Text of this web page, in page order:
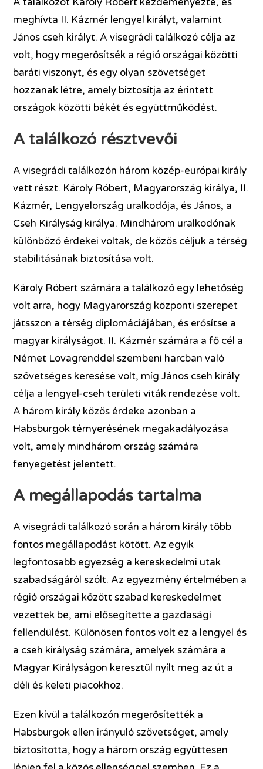
meghívta II. Kázmér lengyel királyt, valamint
János cseh királyt. A visegrádi találkozó célja az
volt, hogy megerősítsék a régió országai közötti
baráti viszonyt, és egy olyan szövetséget
hozzanak létre, amely biztosítja az érintett
országok közötti békét és együttműködést.
A találkozó résztvevői
A visegrádi találkozón három közép-európai király
vett részt. Károly Róbert, Magyarország királya, II.
Kázmér, Lengyelország uralkodója, és János, a
Cseh Királyság királya. Mindhárom uralkodónak
különböző érdekei voltak, de közös céljuk a térség
stabilitásának biztosítása volt.
Károly Róbert számára a találkozó egy lehetőség
volt arra, hogy Magyarország központi szerepet
játsszon a térség diplomáciájában, és erősítse a
magyar királyságot. II. Kázmér számára a fő cél a
Német Lovagrenddel szembeni harcban való
szövetséges keresése volt, míg János cseh király
célja a lengyel-cseh területi viták rendezése volt.
A három király közös érdeke azonban a
Habsburgok térnyerésének megakadályozása
volt, amely mindhárom ország számára
fenyegetést jelentett.
A megállapodás tartalma
A visegrádi találkozó során a három király több
fontos megállapodást kötött. Az egyik
legfontosabb egyezség a kereskedelmi utak
szabadságáról szólt. Az egyezmény értelmében a
régió országai között szabad kereskedelmet
vezettek be, ami elősegítette a gazdasági
fellendülést. Különösen fontos volt ez a lengyel és
a cseh királyság számára, amelyek számára a
Magyar Királyságon keresztül nyílt meg az út a
déli és keleti piacokhoz.
Ezen kívül a találkozón megerősítették a
Habsburgok ellen irányuló szövetséget, amely
biztosította, hogy a három ország együttesen